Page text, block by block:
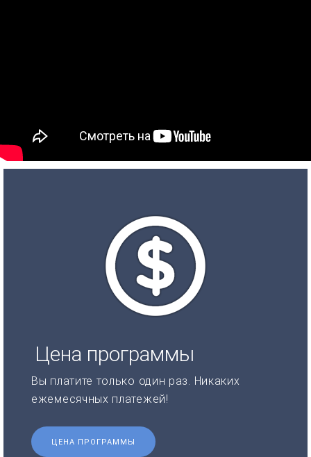
Цена программы
Вы платите только один раз. Никаких
ежемесячных платежей!
ЦЕНА ПРОГРАММЫ